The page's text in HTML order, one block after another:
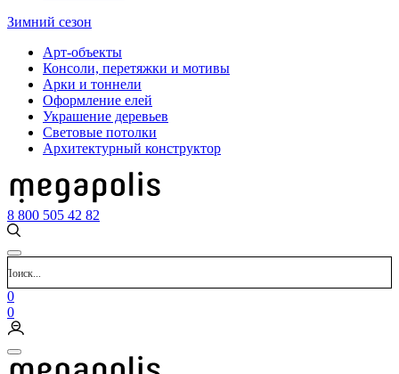
Зимний сезон
Арт-объекты
Консоли, перетяжки и мотивы
Арки и тоннели
Оформление елей
Украшение деревьев
Световые потолки
Архитектурный конструктор
8 800 505 42 82
0
0